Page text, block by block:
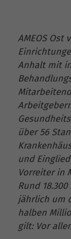
AMEOS Ost
Anhalt mit
über 56
und
Vorreiter in
Rund
jährlich um
halben
gilt: Vor